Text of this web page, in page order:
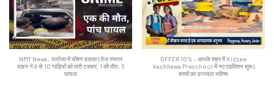
NMT News: तलोजा में भीषण हादसा | तेज रफ्तार
वाहन ने 8 से 10 गाड़ियों को मारी टक्कर, 1 की मौत, 5
घायल
OFFER 10% : आपके शहर में Kidzee
kachhawa Preschool में नए एडमिशन शुरू |
बच्चों का उज्ज्वल भविष्य